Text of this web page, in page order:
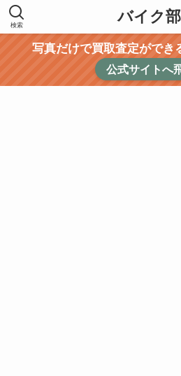
バイク部
検索
写真だけで買取査定がで
公式サイトへ